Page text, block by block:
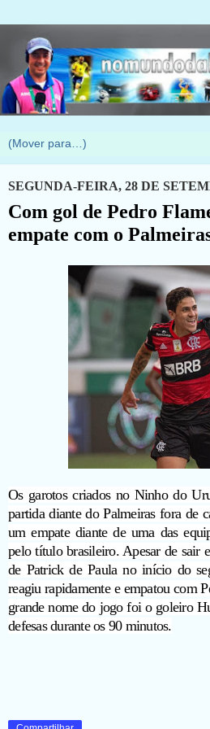
SEGUNDA-FEIRA, 28 DE
Com gol de Pedro
empate com o
Os garotos criados no Ninho do
partida diante do Palmeiras fora de
um empate diante de uma das
pelo título brasileiro. Apesar de sair
de Patrick de Paula no início do
reagiu rapidamente e empatou com
grande nome do jogo foi o goleiro
defesas durante os 90 minutos.